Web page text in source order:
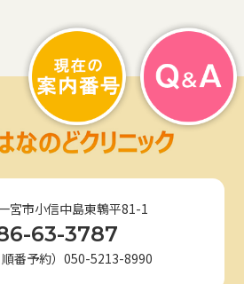
宮市小信中島東鵯平81-1
63-3787
番予約）050-5213-8990